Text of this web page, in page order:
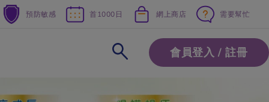
預防敏感 首1000日 網上商店 需要幫忙
會員登入 / 註冊